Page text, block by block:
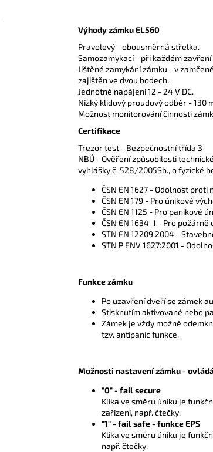
Výhody zámku EL560
Pravolevý - obousměrná střelka.
Samozamykací - při každém
Jištěné zamykání zámku - v
zajištěn ve dvou bodech.
Jednotné napájení 12 - 24 V DC.
Nízký klidový proudový odběr - 130
Možnost monitorování činnosti
Certifikace
Trezor test - Bezpečnostní třída 3
NBÚ - Ověření způsobilosti
vyhlášky č. 528/2005Sb., o fyzické
ČSN EN 1627 - Odolnost
ČSN EN 179 - Pro únikové
ČSN EN 1125 - Pro panikové
ČSN EN 1634-1 - Pro
STN EN 12209:2004 -
STN P ENV 1627:2001 -
Funkce zámku
Po uzavření dveří se zámek
Stisknutím aktivované nebo
Zámek je vždy možné
tzv. antipanic funkce.
Možnosti nastavení zámku -
"0" - fail secure
Klika ve směru úniku je
zařízení, např. čtečky.
"1" - fail safe - funkce EPS
Klika ve směru úniku je
např. čtečky.